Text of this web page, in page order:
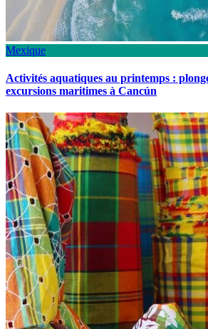
Mexique
Activités aquatiques au printemps :
excursions maritimes à Cancún